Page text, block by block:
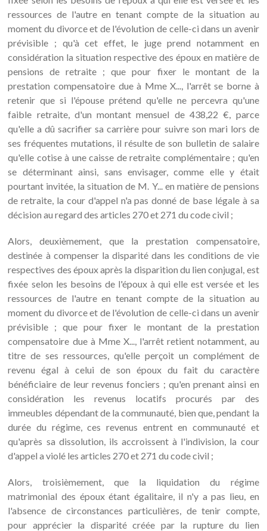
ressources de l'autre en tenant compte de la situation au
moment du divorce et de l'évolution de celle-ci dans un avenir
prévisible ; qu'à cet effet, le juge prend notamment en
considération la situation respective des époux en matière de
pensions de retraite ; que pour fixer le montant de la
prestation compensatoire due à Mme X..., l'arrêt se borne à
retenir que si l'épouse prétend qu'elle ne percevra qu'une
faible retraite, d'un montant mensuel de 438,22 €, parce
qu'elle a dû sacrifier sa carrière pour suivre son mari lors de
ses fréquentes mutations, il résulte de son bulletin de salaire
qu'elle cotise à une caisse de retraite complémentaire ; qu'en
se déterminant ainsi, sans envisager, comme elle y était
pourtant invitée, la situation de M. Y... en matière de pensions
de retraite, la cour d'appel n'a pas donné de base légale à sa
décision au regard des articles 270 et 271 du code civil ;
Alors, deuxièmement, que la prestation compensatoire,
destinée à compenser la disparité dans les conditions de vie
respectives des époux après la disparition du lien conjugal, est
fixée selon les besoins de l'époux à qui elle est versée et les
ressources de l'autre en tenant compte de la situation au
moment du divorce et de l'évolution de celle-ci dans un avenir
prévisible ; que pour fixer le montant de la prestation
compensatoire due à Mme X..., l'arrêt retient notamment, au
titre de ses ressources, qu'elle perçoit un complément de
revenu égal à celui de son époux du fait du caractère
bénéficiaire de leur revenus fonciers ; qu'en prenant ainsi en
considération les revenus locatifs procurés par des
immeubles dépendant de la communauté, bien que, pendant la
durée du régime, ces revenus entrent en communauté et
qu'après sa dissolution, ils accroissent à l'indivision, la cour
d'appel a violé les articles 270 et 271 du code civil ;
Alors, troisièmement, que la liquidation du régime
matrimonial des époux étant égalitaire, il n'y a pas lieu, en
l'absence de circonstances particulières, de tenir compte,
pour apprécier la disparité créée par la rupture du lien